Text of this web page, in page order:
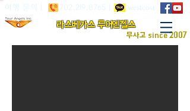
여행 문의 | 702.219.8765 | westcost
​라스베가스 투어엔젤스
무사고 since 2007
베네시언 호텔